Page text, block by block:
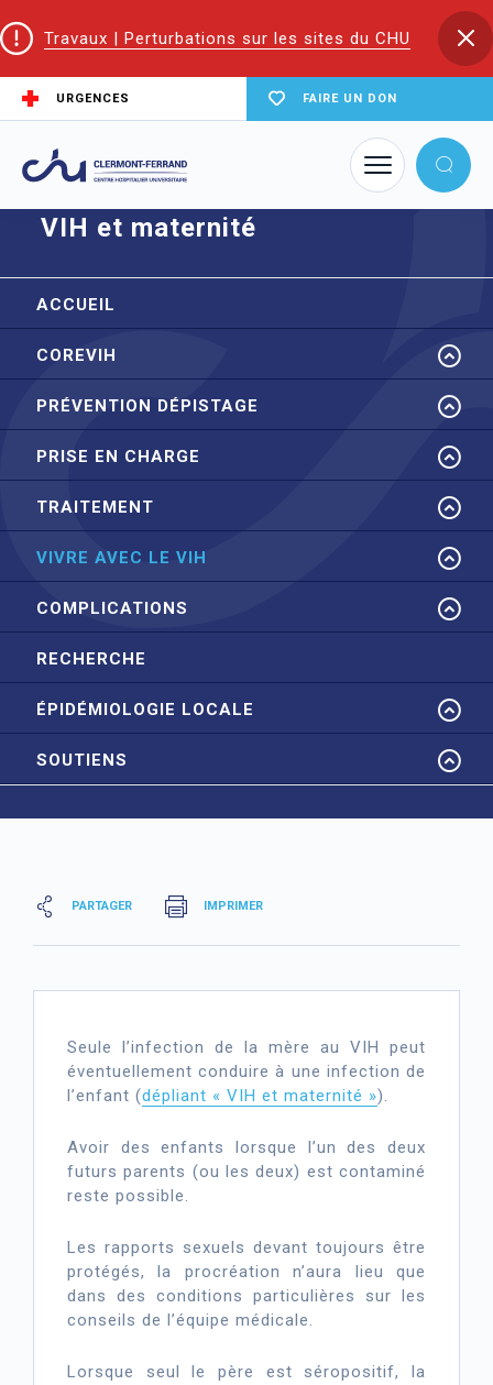
Travaux | Perturbations sur les sites du CHU
URGENCES FAIRE UN DON
Accueil VIH et maternité
VIH et maternité
ACCUEIL
COREVIH
PRÉVENTION DÉPISTAGE
PRISE EN CHARGE
TRAITEMENT
VIVRE AVEC LE VIH
COMPLICATIONS
RECHERCHE
ÉPIDÉMIOLOGIE LOCALE
SOUTIENS
PARTAGER IMPRIMER
Seule l’infection de la mère au VIH peut
éventuellement conduire à une infection de
l’enfant (dépliant « VIH et maternité »).
Avoir des enfants lorsque l’un des deux
futurs parents (ou les deux) est contaminé
reste possible.
Les rapports sexuels devant toujours être
protégés, la procréation n’aura lieu que
dans des conditions particulières sur les
conseils de l’équipe médicale.
Lorsque seul le père est séropositif, la